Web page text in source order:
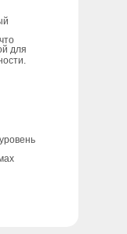
для